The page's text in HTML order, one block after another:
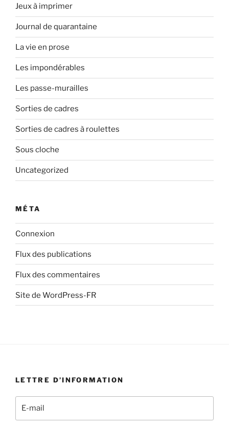
Jeux à imprimer
Journal de quarantaine
La vie en prose
Les impondérables
Les passe-murailles
Sorties de cadres
Sorties de cadres à roulettes
Sous cloche
Uncategorized
MÉTA
Connexion
Flux des publications
Flux des commentaires
Site de WordPress-FR
LETTRE D’INFORMATION